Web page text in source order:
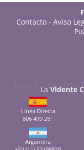
Contacto -Aviso
Tarot sí o no:
La Vidente
Línea Directa
806 499 281
Argentina